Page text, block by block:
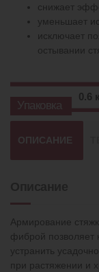
снижает
уменьшает
исключает
остывании
Упаковка
0.6
ОПИСАНИЕ
Армирование
фиброй позволяет
устранить
при растяжении и